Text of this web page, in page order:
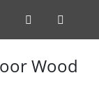
Wood